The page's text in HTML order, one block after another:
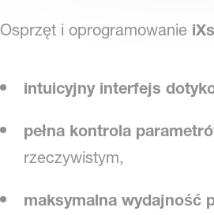
Osprzęt i oprogramowanie
intuicyjny interfejs
pełna kontrola
rzeczywistym,
maksymalna wydajność